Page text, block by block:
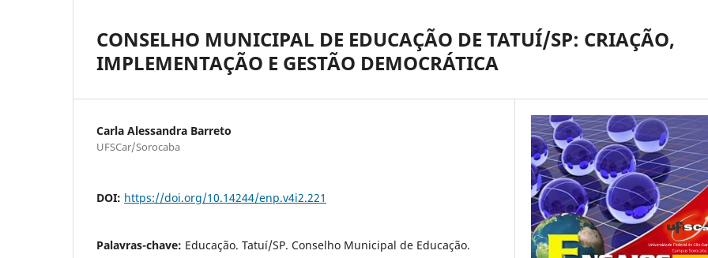
CONSELHO MUNICIPAL DE EDUCAÇÃO DE TATUÍ/SP: CRIAÇÃO,
IMPLEMENTAÇÃO E GESTÃO DEMOCRÁTICA
Carla Alessandra Barreto
UFSCar/Sorocaba
DOI: https://doi.org/10.14244/enp.v4i2.221
Palavras-chave: Educação. Tatuí/SP. Conselho Municipal de Educação.